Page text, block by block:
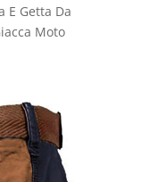
E Getta Da
Moto